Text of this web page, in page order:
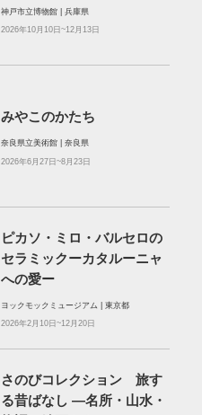
神戸市立博物館 | 兵庫県
2026年10月10日~12月13日
みやこのかたち
奈良県立美術館 | 奈良県
2026年6月27日~8月23日
ピカソ・ミロ・バルセロの
セラミックーカタルーニャ
への愛ー
ヨックモックミュージアム | 東京都
2026年2月10日~12月20日
さのびコレクション 旅す
る昔ばなし ―名所・山水・